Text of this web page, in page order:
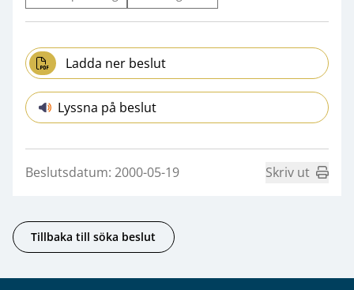
Ladda ner beslut
Lyssna på beslut
Beslutsdatum: 2000-05-19 Skriv ut
Tillbaka till söka beslut